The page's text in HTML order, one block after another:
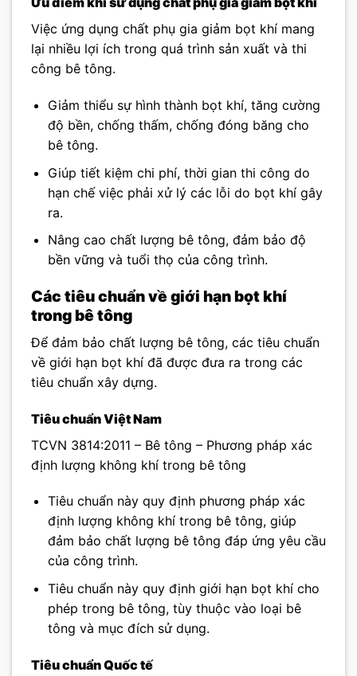
Việc ứng dụng chất phụ gia giảm bọt khí mang
lại nhiều lợi ích trong quá trình sản xuất và thi
công bê tông.
Giảm thiểu sự hình thành bọt khí, tăng cường
độ bền, chống thấm, chống đóng băng cho
bê tông.
Giúp tiết kiệm chi phí, thời gian thi công do
hạn chế việc phải xử lý các lỗi do bọt khí gây
ra.
Nâng cao chất lượng bê tông, đảm bảo độ
bền vững và tuổi thọ của công trình.
Các tiêu chuẩn về giới hạn bọt khí
trong bê tông
Để đảm bảo chất lượng bê tông, các tiêu chuẩn
về giới hạn bọt khí đã được đưa ra trong các
tiêu chuẩn xây dựng.
Tiêu chuẩn Việt Nam
TCVN 3814:2011 – Bê tông – Phương pháp xác
định lượng không khí trong bê tông
Tiêu chuẩn này quy định phương pháp xác
định lượng không khí trong bê tông, giúp
đảm bảo chất lượng bê tông đáp ứng yêu cầu
của công trình.
Tiêu chuẩn này quy định giới hạn bọt khí cho
phép trong bê tông, tùy thuộc vào loại bê
tông và mục đích sử dụng.
Tiêu chuẩn Quốc tế